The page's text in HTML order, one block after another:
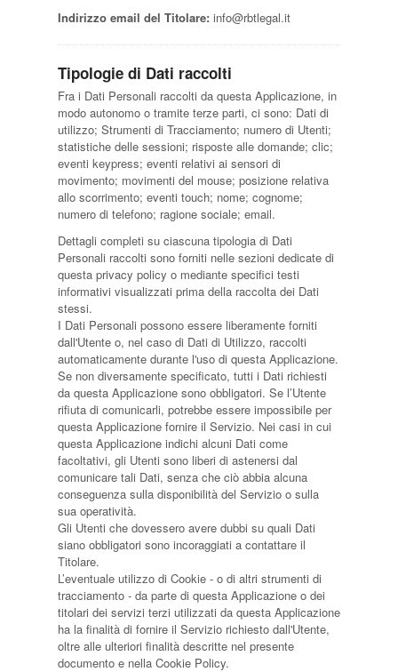
Indirizzo email del Titolare: info@rbtlegal.it
Tipologie di Dati raccolti
Fra i Dati Personali raccolti da questa Applicazione, in
modo autonomo o tramite terze parti, ci sono: Dati di
utilizzo; Strumenti di Tracciamento; numero di Utenti;
statistiche delle sessioni; risposte alle domande; clic;
eventi keypress; eventi relativi ai sensori di
movimento; movimenti del mouse; posizione relativa
allo scorrimento; eventi touch; nome; cognome;
numero di telefono; ragione sociale; email.
Dettagli completi su ciascuna tipologia di Dati
Personali raccolti sono forniti nelle sezioni dedicate di
questa privacy policy o mediante specifici testi
informativi visualizzati prima della raccolta dei Dati
stessi.
I Dati Personali possono essere liberamente forniti
dall'Utente o, nel caso di Dati di Utilizzo, raccolti
automaticamente durante l'uso di questa Applicazione.
Se non diversamente specificato, tutti i Dati richiesti
da questa Applicazione sono obbligatori. Se l’Utente
rifiuta di comunicarli, potrebbe essere impossibile per
questa Applicazione fornire il Servizio. Nei casi in cui
questa Applicazione indichi alcuni Dati come
facoltativi, gli Utenti sono liberi di astenersi dal
comunicare tali Dati, senza che ciò abbia alcuna
conseguenza sulla disponibilità del Servizio o sulla
sua operatività.
Gli Utenti che dovessero avere dubbi su quali Dati
siano obbligatori sono incoraggiati a contattare il
Titolare.
L’eventuale utilizzo di Cookie - o di altri strumenti di
tracciamento - da parte di questa Applicazione o dei
titolari dei servizi terzi utilizzati da questa Applicazione
ha la finalità di fornire il Servizio richiesto dall'Utente,
oltre alle ulteriori finalità descritte nel presente
documento e nella Cookie Policy.